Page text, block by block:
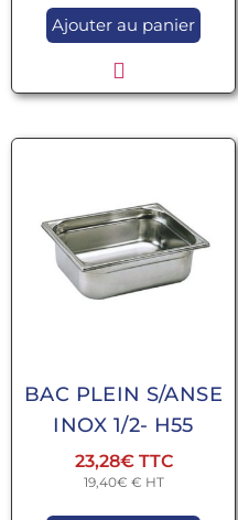
Ajouter au panier
BAC PLEIN S/ANSE
INOX 1/2- H55
23,28€
19,40€ € HT